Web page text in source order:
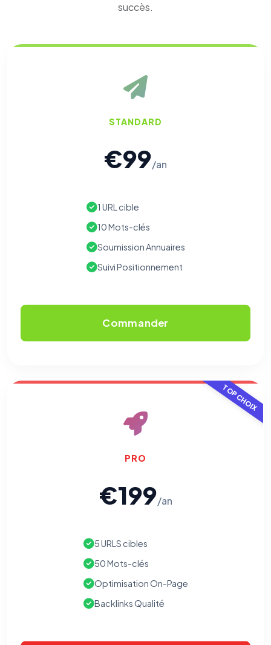
succès.
STANDARD
€99/an
1 URL cible
10 Mots-clés
Soumission Annuaires
Suivi Positionnement
Commander
TOP CHOIX
PRO
€199/an
5 URLS cibles
50 Mots-clés
Optimisation On-Page
Backlinks Qualité